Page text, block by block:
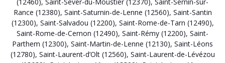
(12460), Saint-Sever-du-Moustier (12370), Saint-Sernin-sur-
Rance (12380), Saint-Saturnin-de-Lenne (12560), Saint-Santin
(12300), Saint-Salvadou (12200), Saint-Rome-de-Tarn (12490),
Saint-Rome-de-Cernon (12490), Saint-Rémy (12200), Saint-
Parthem (12300), Saint-Martin-de-Lenne (12130), Saint-Léons
(12780), Saint-Laurent-d’Olt (12560), Saint-Laurent-de-Lévézou